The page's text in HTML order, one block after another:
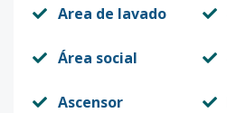
Area de lavado
Área social
Ascensor